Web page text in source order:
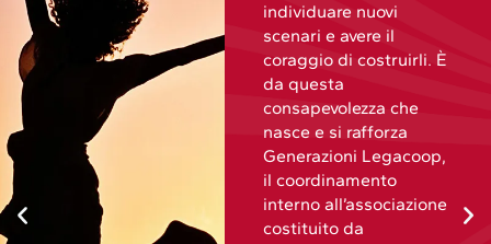
individuare nuovi
scenari e avere il
coraggio di costruirli. È
da questa
consapevolezza che
nasce e si rafforza
Generazioni Legacoop,
il coordinamento
interno all’associazione
costituito da